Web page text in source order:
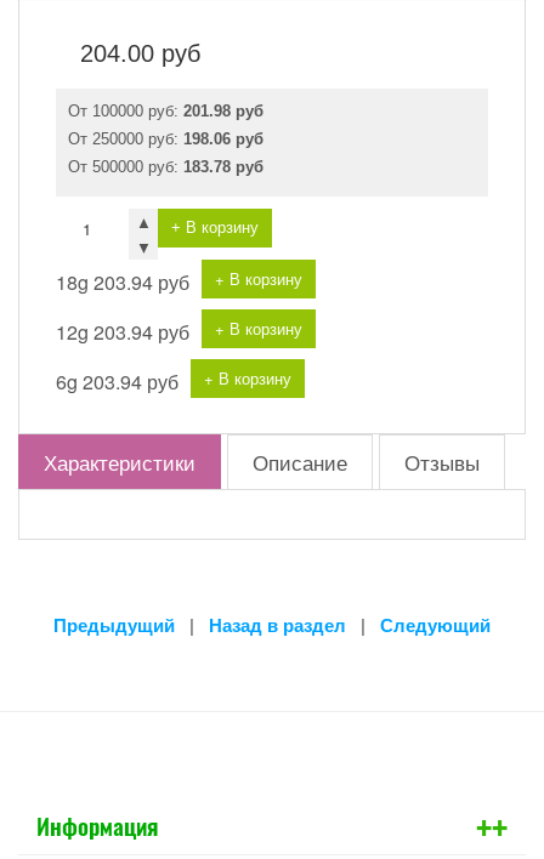
204.00 руб
От 100000 руб: 201.98 руб
От 250000 руб: 198.06 руб
От 500000 руб: 183.78 руб
▲
▼
+ В корзину
18g 203.94 руб + В корзину
12g 203.94 руб + В корзину
6g 203.94 руб + В корзину
Характеристики Описание Отзывы
Предыдущий | Назад в раздел | Следующий
Информация +
+